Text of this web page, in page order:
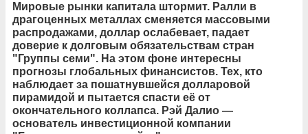
Мировые рынки капитала штормит. Ралли в
драгоценных металлах сменяется массовыми
распродажами, доллар ослабевает, падает
доверие к долговым обязательствам стран
"Группы семи". На этом фоне интересны
прогнозы глобальных финансистов. Тех, кто
наблюдает за пошатнувшейся долларовой
пирамидой и пытается спасти её от
окончательного коллапса. Рэй Далио —
основатель инвестиционной компании